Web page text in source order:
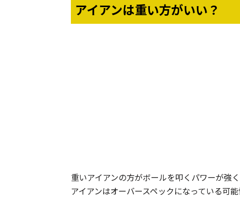
アイアンは重い方がいい？
重いアイアンの方がボールを叩くパワーが強
アイアンはオーバースペックになっている可能